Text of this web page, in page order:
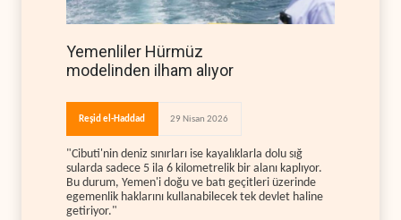
Yemenliler Hürmüz
modelinden ilham alıyor
Reşid el-Haddad 29 Nisan 2026
"Cibuti'nin deniz sınırları ise kayalıklarla dolu sığ
sularda sadece 5 ila 6 kilometrelik bir alanı kaplıyor.
Bu durum, Yemen'i doğu ve batı geçitleri üzerinde
egemenlik haklarını kullanabilecek tek devlet haline
getiriyor."